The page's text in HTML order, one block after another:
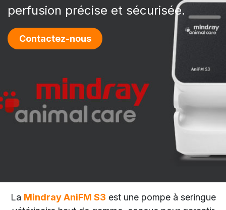
perfusion précise et sécurisée.​
Contactez-nous
La Mindray AniFM S3 est une pompe à seringue